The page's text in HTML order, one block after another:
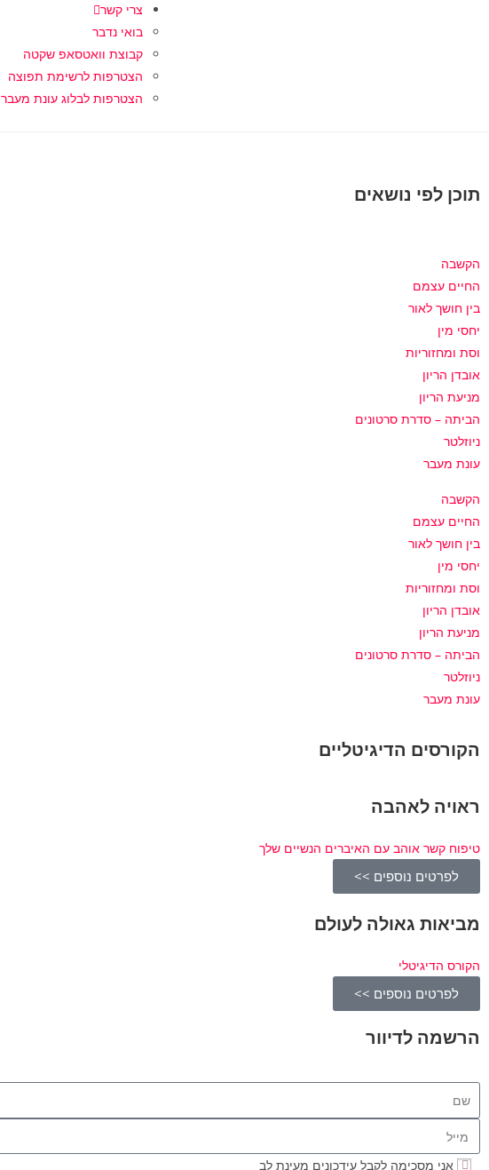
צרי קשר
בואי נדבר
קבוצת וואטסאפ שקטה
הצטרפות לרשימת תפוצה
הצטרפות לבלוג עונת מעבר
תוכן לפי נושאים
הקשבה
החיים עצמם
בין חושך לאור
יחסי מין
וסת ומחזוריות
אובדן הריון
מניעת הריון
הביתה – סדרת סרטונים
ניוזלטר
עונת מעבר
הקשבה
החיים עצמם
בין חושך לאור
יחסי מין
וסת ומחזוריות
אובדן הריון
מניעת הריון
הביתה – סדרת סרטונים
ניוזלטר
עונת מעבר
הקורסים הדיגיטליים
ראויה לאהבה
טיפוח קשר אוהב עם האיברים הנשיים שלך
לפרטים נוספים >>
מביאות גאולה לעולם
הקורס הדיגיטלי
לפרטים נוספים >>
הרשמה לדיוור
אני מסכימה לקבל עידכונים מעינת לב